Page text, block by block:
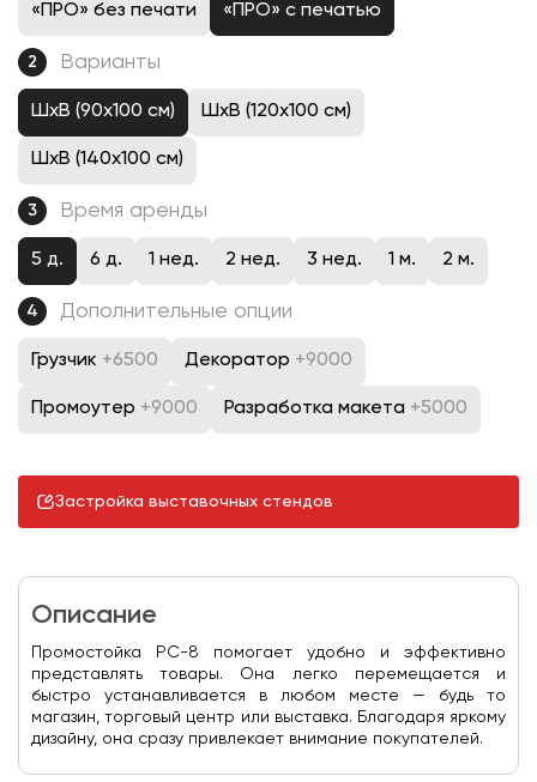
«ПРО» без печати «ПРО» с печатью
2 Варианты
ШхВ (90х100 см) ШхВ (120х100 см)
ШхВ (140х100 см)
3 Время аренды
5 д. 6 д. 1 нед. 2 нед. 3 нед. 1 м. 2 м.
4 Дополнительные опции
Грузчик +6500 Декоратор +9000
Промоутер +9000 Разработка макета +5000
Застройка выставочных стендов
Описание
Промостойка PC-8 помогает удобно и эффективно
представлять товары. Она легко перемещается и
быстро устанавливается в любом месте — будь то
магазин, торговый центр или выставка. Благодаря яркому
дизайну, она сразу привлекает внимание покупателей.